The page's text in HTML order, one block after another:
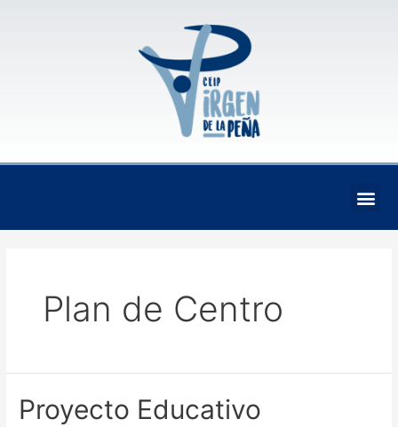
Plan de Centro
Proyecto Educativo